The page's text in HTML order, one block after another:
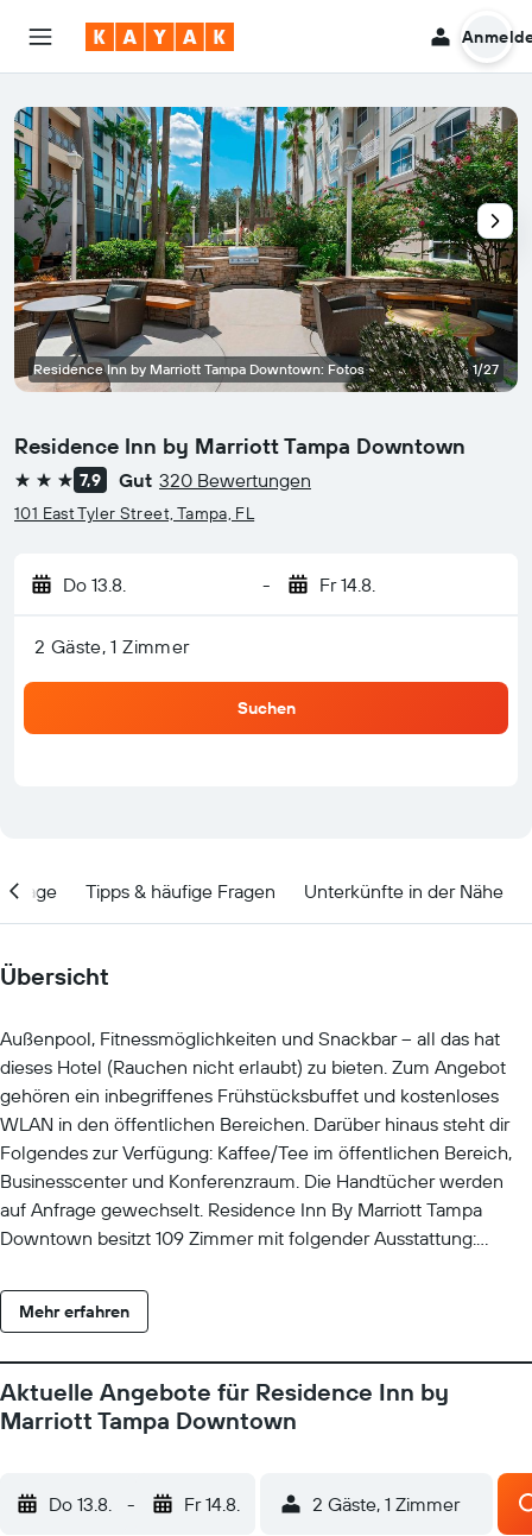
Residence Inn by Marriott Tampa Downtown
3 Sterne7,9 Gut 320 Bewertungen
101 East Tyler Street, Tampa, FL
Do 13.8. - Fr 14.8.
2 Gäste, 1 Zimmer
Suchen
Residence Inn by Marriott Tampa Downtown: Fotos 1/27
Lage Tipps & häufige Fragen Unterkünfte in der Nähe
Übersicht
Außenpool, Fitnessmöglichkeiten und Snackbar – all das hat
dieses Hotel (Rauchen nicht erlaubt) zu bieten. Zum Angebot
gehören ein inbegriffenes Frühstücksbuffet und kostenloses
WLAN in den öffentlichen Bereichen. Darüber hinaus steht dir
Folgendes zur Verfügung: Kaffee/Tee im öffentlichen Bereich,
Businesscenter und Konferenzraum. Die Handtücher werden
auf Anfrage gewechselt. Residence Inn By Marriott Tampa
Downtown besitzt 109 Zimmer mit folgender Ausstattung:
Betten in den Zimmern haben hochwertige Bettwaren. LCD-
Fernseher mit Premium-Kabelempfang stehen in den Zimmern
mit Küchen, zu deren Ausstattung große
Kühlschränke/Gefrierfächer, Herdplatte, Mikrowelle und
separate Essbereiche gehören. Zur Badausstattung gehören
kostenfreier Internetzugang (WLAN und LAN) zur Verfügung. Es
wird folgende Ausstattung für Geschäftsreisende angeboten:
Mehr erfahren
Aktuelle Angebote für Residence Inn by
Marriott Tampa Downtown
Do 13.8. - Fr 14.8. 2 Gäste, 1 Zimmer